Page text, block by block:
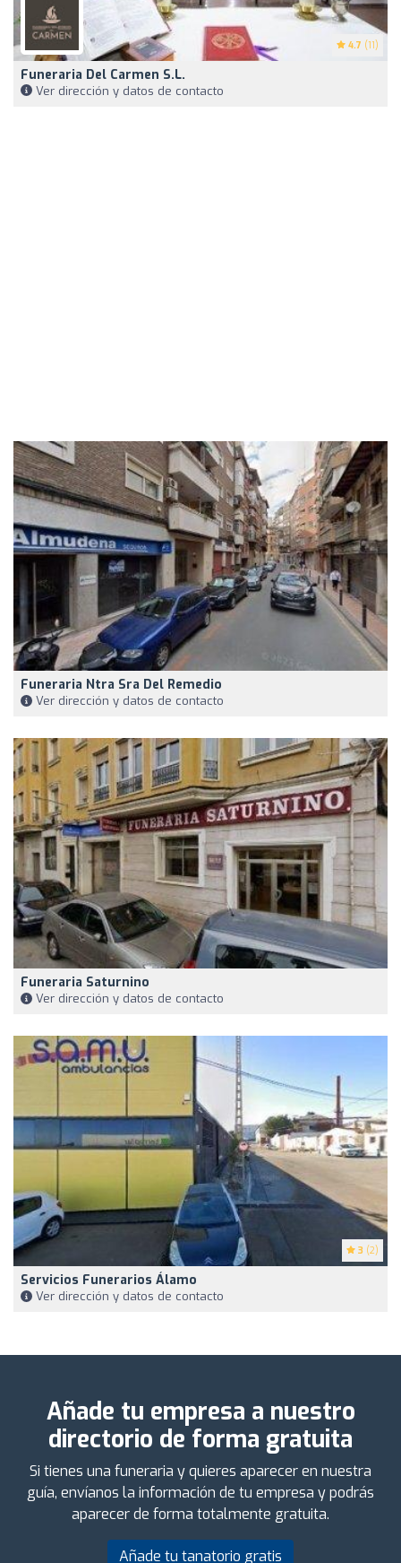
4.7 (11)
Funeraria Del Carmen S.L.
Ver dirección y datos de contacto
Funeraria Ntra Sra Del Remedio
Ver dirección y datos de contacto
Funeraria Saturnino
Ver dirección y datos de contacto
3 (2)
Servicios Funerarios Álamo
Ver dirección y datos de contacto
Añade tu empresa a nuestro
directorio de forma gratuita
Si tienes una funeraria y quieres aparecer en nuestra
guía, envíanos la información de tu empresa y podrás
aparecer de forma totalmente gratuita.
Añade tu tanatorio gratis